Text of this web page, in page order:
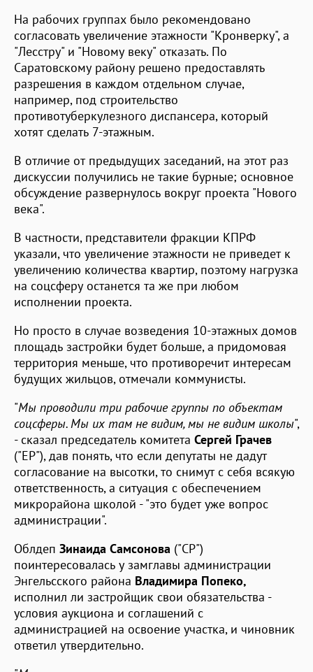
На рабочих группах было рекомендовано
согласовать увеличение этажности "Кронверку", а
"Лесстру" и "Новому веку" отказать. По
Саратовскому району решено предоставлять
разрешения в каждом отдельном случае,
например, под строительство
противотуберкулезного диспансера, который
хотят сделать 7-этажным.
В отличие от предыдущих заседаний, на этот раз
дискуссии получились не такие бурные; основное
обсуждение развернулось вокруг проекта "Нового
века".
В частности, представители фракции КПРФ
указали, что увеличение этажности не приведет к
увеличению количества квартир, поэтому нагрузка
на соцсферу останется та же при любом
исполнении проекта.
Но просто в случае возведения 10-этажных домов
площадь застройки будет больше, а придомовая
территория меньше, что противоречит интересам
будущих жильцов, отмечали коммунисты.
"Мы проводили три рабочие группы по объектам
соцсферы. Мы их там не видим, мы не видим школы",
- сказал председатель комитета Сергей Грачев
("ЕР"), дав понять, что если депутаты не дадут
согласование на высотки, то снимут с себя всякую
ответственность, а ситуация с обеспечением
микрорайона школой - "это будет уже вопрос
администрации".
Облдеп Зинаида Самсонова ("СР")
поинтересовалась у замглавы администрации
Энгельсского района Владимира Попеко,
исполнил ли застройщик свои обязательства -
условия аукциона и соглашений с
администрацией на освоение участка, и чиновник
ответил утвердительно.